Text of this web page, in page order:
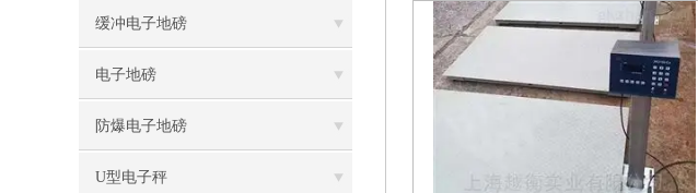
缓冲电子地磅
电子地磅
防爆电子地磅
U型电子秤